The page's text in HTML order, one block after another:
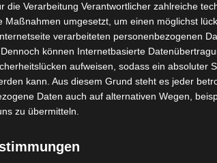
die Verarbeitung Verantwortlicher zahlreiche
Maßnahmen umgesetzt, um einen möglichst
verarbeiteten personenbezogenen
können Internetbasierte
aufweisen, sodass ein absoluter
kann. Aus diesem Grund steht es jeder
Daten auch auf alternativen Wegen,
zu übermitteln.